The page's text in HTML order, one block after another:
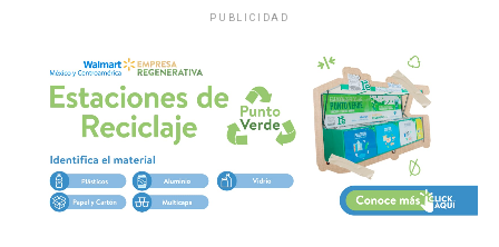
PUBLICIDAD